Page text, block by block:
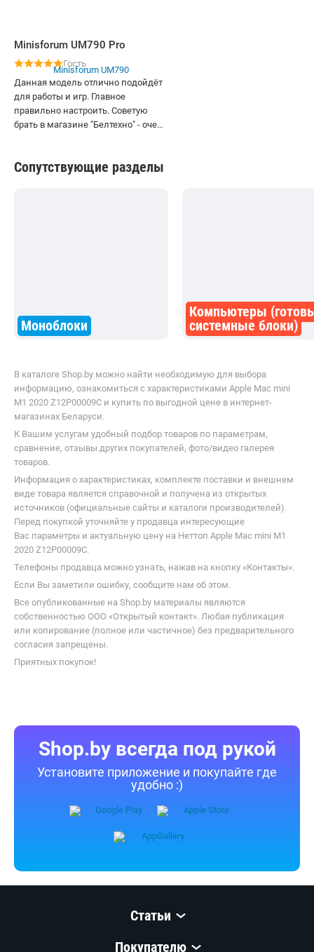
Minisforum UM790 Pro
Гость
Данная модель отлично подойдёт
для работы и игр. Главное
правильно настроить. Советую
брать в магазине "Белтехно" - очень
Сопутствующие разделы
Моноблоки
Компьютеры
системные блоки)
В каталоге Shop.by можно найти необходимую для выбора
информацию, ознакомиться с характеристиками Apple Mac mini
M1 2020 Z12P00009C и купить по выгодной цене в интернет-
магазинах Беларуси.
К Вашим услугам удобный подбор товаров по параметрам,
сравнение, отзывы других покупателей, фото/видео галерея
товаров.
Информация о характеристиках, комплекте поставки и внешнем
виде товара является справочной и получена из открытых
источников (официальные сайты и каталоги производителей).
Перед покупкой уточняйте у продавца интересующие
Вас параметры и актуальную цену на Неттоп Apple Mac mini M1
2020 Z12P00009C.
Телефоны продавца можно узнать, нажав на кнопку «Контакты».
Если Вы заметили ошибку, сообщите нам об этом.
Все опубликованные на Shop.by материалы являются
собственностью ООО «Открытый контакт». Любая публикация
или копирование (полное или частичное) без предварительного
согласия запрещены.
Приятных покупок!
Shop.by всегда под рукой
Установите приложение и покупайте где
удобно :)
Статьи
Покупателю